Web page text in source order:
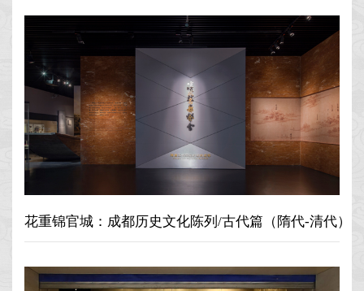
花重锦官城：成都历史文化陈列/古代篇（隋代-清代）